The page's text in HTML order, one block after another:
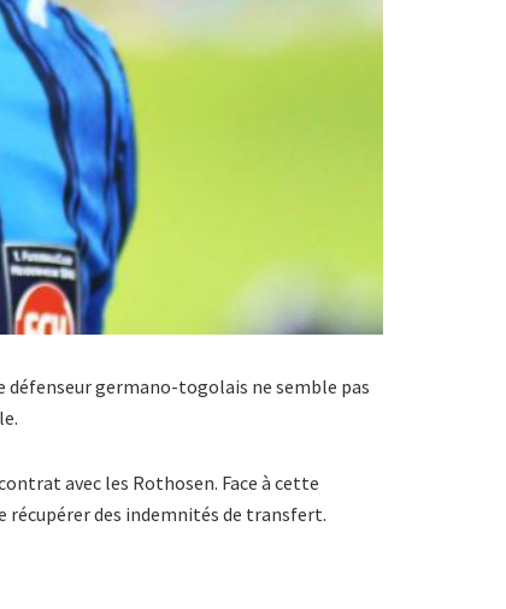
défenseur germano-togolais ne semble pas
avec les Rothosen. Face à cette
des indemnités de transfert.